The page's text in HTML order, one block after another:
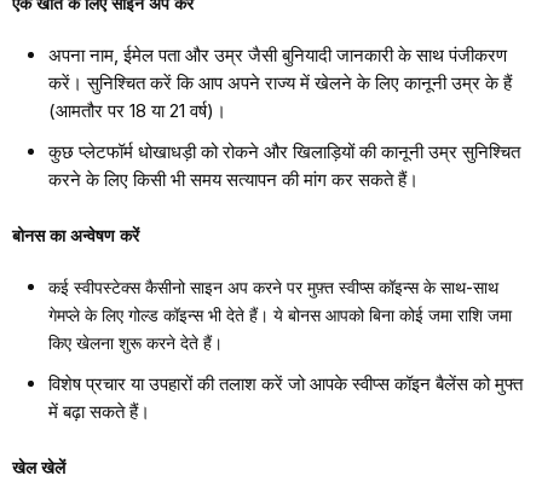
अपना नाम, ईमेल पता और उम्र जैसी बुनियादी जानकारी के साथ पंजीकरण
करें। सुनिश्चित करें कि आप अपने राज्य में खेलने के लिए कानूनी उम्र के हैं
(आमतौर पर 18 या 21 वर्ष)।
कुछ प्लेटफॉर्म धोखाधड़ी को रोकने और खिलाड़ियों की कानूनी उम्र सुनिश्चित
करने के लिए किसी भी समय सत्यापन की मांग कर सकते हैं।
बोनस का अन्वेषण करें
कई स्वीपस्टेक्स कैसीनो साइन अप करने पर मुफ़्त स्वीप्स कॉइन्स के साथ-साथ
गेमप्ले के लिए गोल्ड कॉइन्स भी देते हैं। ये बोनस आपको बिना कोई जमा राशि जमा
किए खेलना शुरू करने देते हैं।
विशेष प्रचार या उपहारों की तलाश करें जो आपके स्वीप्स कॉइन बैलेंस को मुफ्त
में बढ़ा सकते हैं।
खेल खेलें